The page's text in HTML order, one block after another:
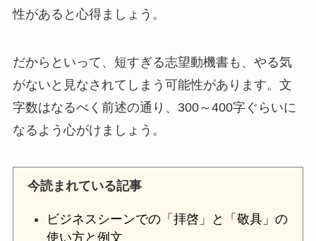
性があると心得ましょう。
だからといって、短すぎる志望動機書も、やる気
がないと見なされてしまう可能性があります。文
字数はなるべく前述の通り、 300～ 400字ぐらいに
なるよう心がけましょう。
今読まれている記事
ビジネスシーンでの「拝啓」と「敬具」の
使い方と例文